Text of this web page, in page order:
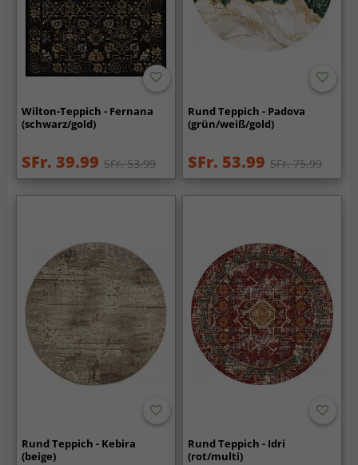
Wilton-Teppich - Fernana
(schwarz/gold)
SFr. 39.99 SFr. 53.99
Rund Teppich - Padova
(grün/weiß/gold)
SFr. 53.99 SFr. 75.99
Rund Teppich - Kebira
(beige)
Rund Teppich - Idri
(rot/multi)